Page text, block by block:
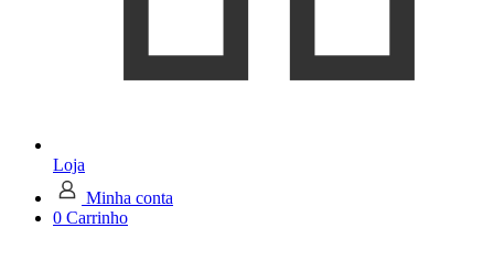
Loja
Minha conta
0 Carrinho